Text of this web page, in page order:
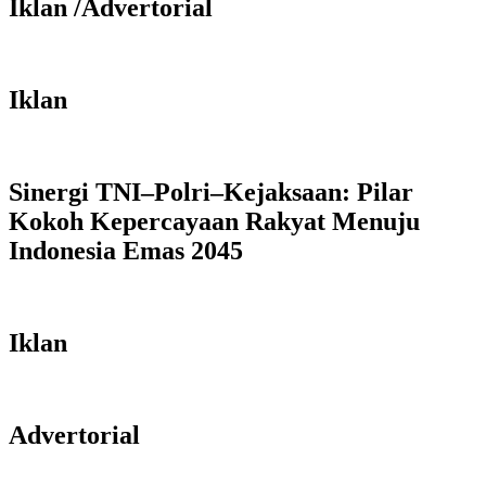
Iklan /Advertorial
Iklan
Sinergi TNI–Polri–Kejaksaan: Pilar
Kokoh Kepercayaan Rakyat Menuju
Indonesia Emas 2045
Iklan
Advertorial